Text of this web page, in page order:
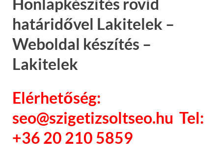
határidővel Lakitelek –
Weboldal készítés –
Lakitelek
Elérhetőség:
seo@szigetizsoltseo.hu Tel:
+36 20 210 5859